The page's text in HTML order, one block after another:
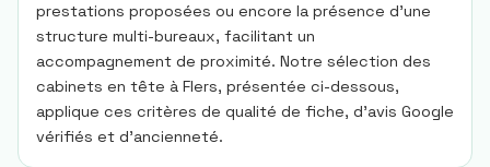
prestations proposées ou encore la présence d'une
structure multi-bureaux, facilitant un
accompagnement de proximité. Notre sélection des
cabinets en tête à Flers, présentée ci-dessous,
applique ces critères de qualité de fiche, d'avis Google
vérifiés et d'ancienneté.